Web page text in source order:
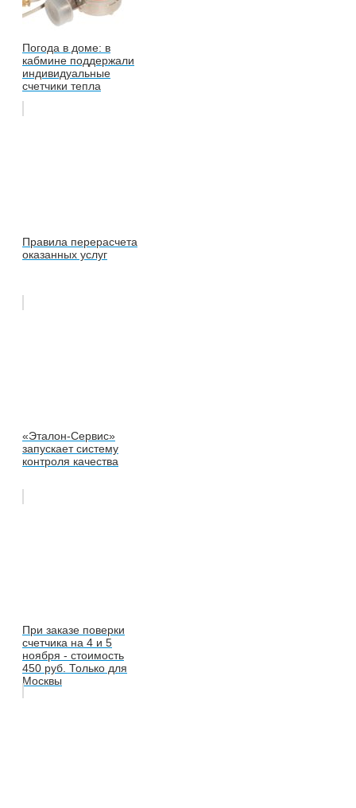
Погода в доме: в
кабмине поддержали
индивидуальные
счетчики тепла
Правила перерасчета
оказанных услуг
«Эталон-Сервис»
запускает систему
контроля качества
При заказе поверки
счетчика на 4 и 5
ноября - стоимость
450 руб. Только для
Москвы